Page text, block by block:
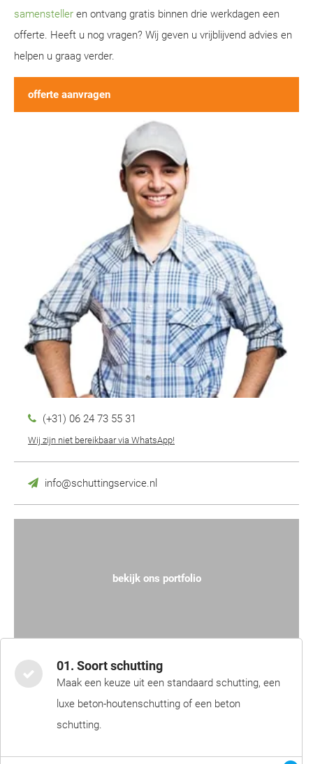
samensteller en ontvang gratis binnen drie werkdagen een
offerte. Heeft u nog vragen? Wij geven u vrijblijvend advies en
helpen u graag verder.
offerte aanvragen
(+31) 06 24 73 55 31
Wij zijn niet bereikbaar via WhatsApp!
info@schuttingservice.nl
bekijk ons portfolio
01. Soort schutting
Maak een keuze uit een standaard schutting, een
luxe beton-houtenschutting of een beton
schutting.